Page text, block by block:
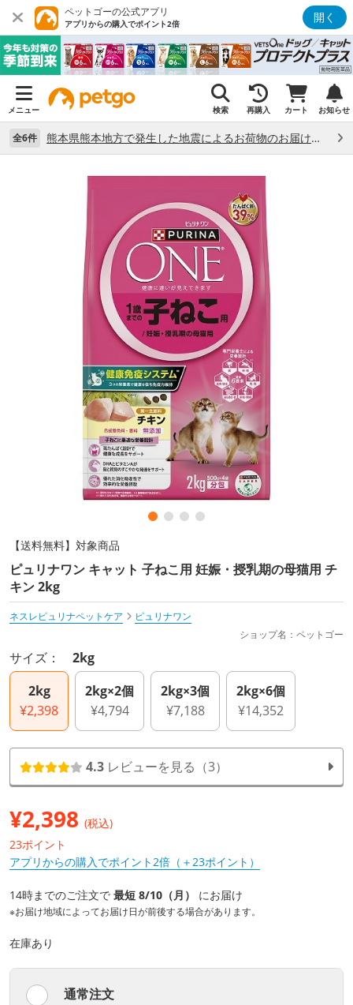
ペットゴーの公式アプリ
アプリからの購入でポイント2倍 開く
メニュー 検索 再購入 カート お知らせ
全6件 熊本県熊本地方で発生した地震によるお荷物のお届け状況について （7/28）
【送料無料】対象商品
ピュリナワン キャット 子ねこ用 妊娠・授乳期の母猫用 チ
キン 2kg
ネスレピュリナペットケア
ピュリナワン
ショップ名：ペットゴー
サイズ： 2kg
2kg
¥2,398
2kg×2個
¥4,794
2kg×3個
¥7,188
2kg×6個
¥14,352
4.3 レビューを見る（3）
¥2,398 (税込)
23ポイント
アプリからの購入でポイント2倍（＋23ポイント）
14時までのご注文で 最短 8/10（月） にお届け
※お届け地域によってお届け日が前後する場合があります。
在庫あり
通常注文